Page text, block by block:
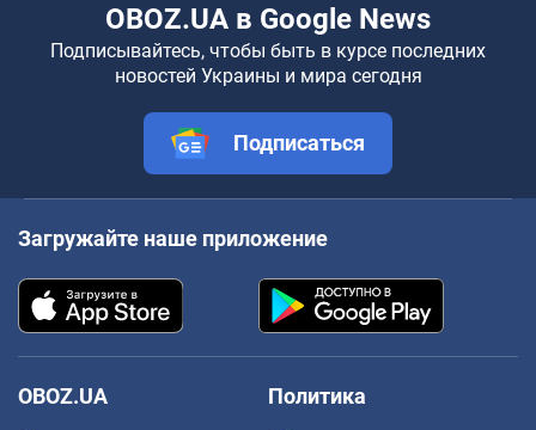
OBOZ.UA в Google News
Подписывайтесь, чтобы быть в курсе последних
новостей Украины и мира сегодня
Подписаться
Загружайте наше приложение
OBOZ.UA
Политика